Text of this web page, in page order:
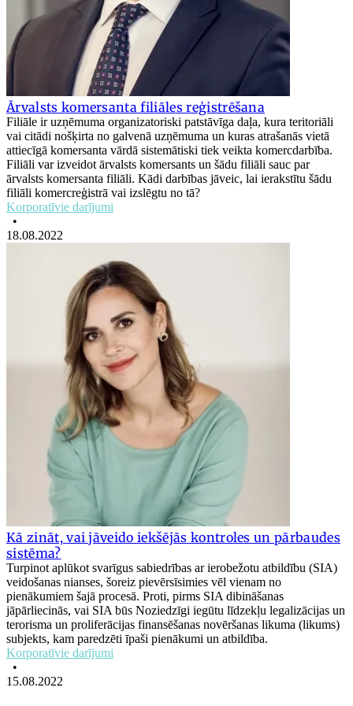
Ārvalsts komersanta filiāles reģistrēšana
Filiāle ir uzņēmuma organizatoriski patstāvīga daļa, kura teritoriāli
vai citādi nošķirta no galvenā uzņēmuma un kuras atrašanās vietā
attiecīgā komersanta vārdā sistemātiski tiek veikta komercdarbība.
Filiāli var izveidot ārvalsts komersants un šādu filiāli sauc par
ārvalsts komersanta filiāli. Kādi darbības jāveic, lai ierakstītu šādu
filiāli komercreģistrā vai izslēgtu no tā?
Korporatīvie darījumi
•
18.08.2022
Kā zināt, vai jāveido iekšējās kontroles un pārbaudes
sistēma?
Turpinot aplūkot svarīgus sabiedrības ar ierobežotu atbildību (SIA)
veidošanas nianses, šoreiz pievērsīsimies vēl vienam no
pienākumiem šajā procesā. Proti, pirms SIA dibināšanas
jāpārliecinās, vai SIA būs Noziedzīgi iegūtu līdzekļu legalizācijas un
terorisma un proliferācijas finansēšanas novēršanas likuma (likums)
subjekts, kam paredzēti īpaši pienākumi un atbildība.
Korporatīvie darījumi
•
15.08.2022